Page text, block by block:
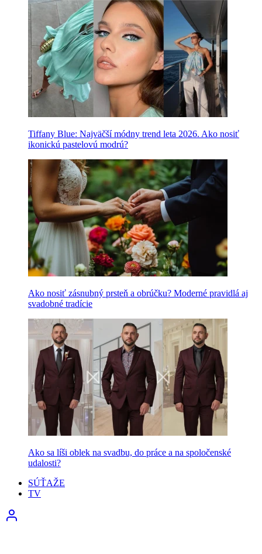
Tiffany Blue: Najväčší módny trend leta 2026. Ako nosiť
ikonickú pastelovú modrú?
Ako nosiť zásnubný prsteň a obrúčku? Moderné pravidlá aj
svadobné tradície
Ako sa líši oblek na svadbu, do práce a na spoločenské
udalosti?
SÚŤAŽE
TV